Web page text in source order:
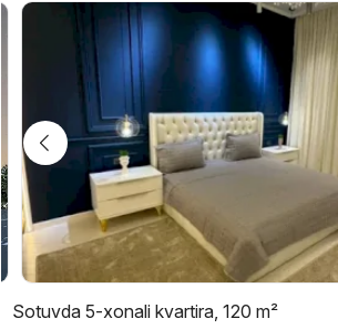
Sotuvda 5-xonali kvartira, 120 m²